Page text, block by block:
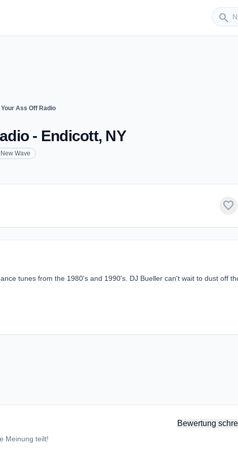
search
Sender
Your Ass Off Radio
- Endicott, NY
New Wave
favorite
tunes from the 1980's and 1990's. DJ Bueller can't wait to dust off
Bewertung
Meinung teilt!